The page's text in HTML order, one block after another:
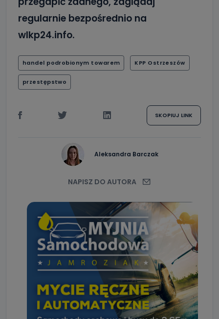
regularnie bezpośrednio na
wlkp24.info.
handel podrobionym towarem KPP Ostrzeszów
przestępstwo
SKOPIUJ LINK
Aleksandra Barczak
NAPISZ DO AUTORA